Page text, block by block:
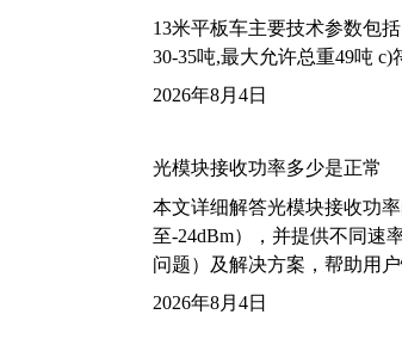
13米平板车主要技术参数包
30-35吨,最大允许总重49吨
2026年8月4日
光模块接收功率多少是正常
本文详细解答光模块接收功
至-24dBm），并提供不同速
问题）及解决方案，帮助用
2026年8月4日